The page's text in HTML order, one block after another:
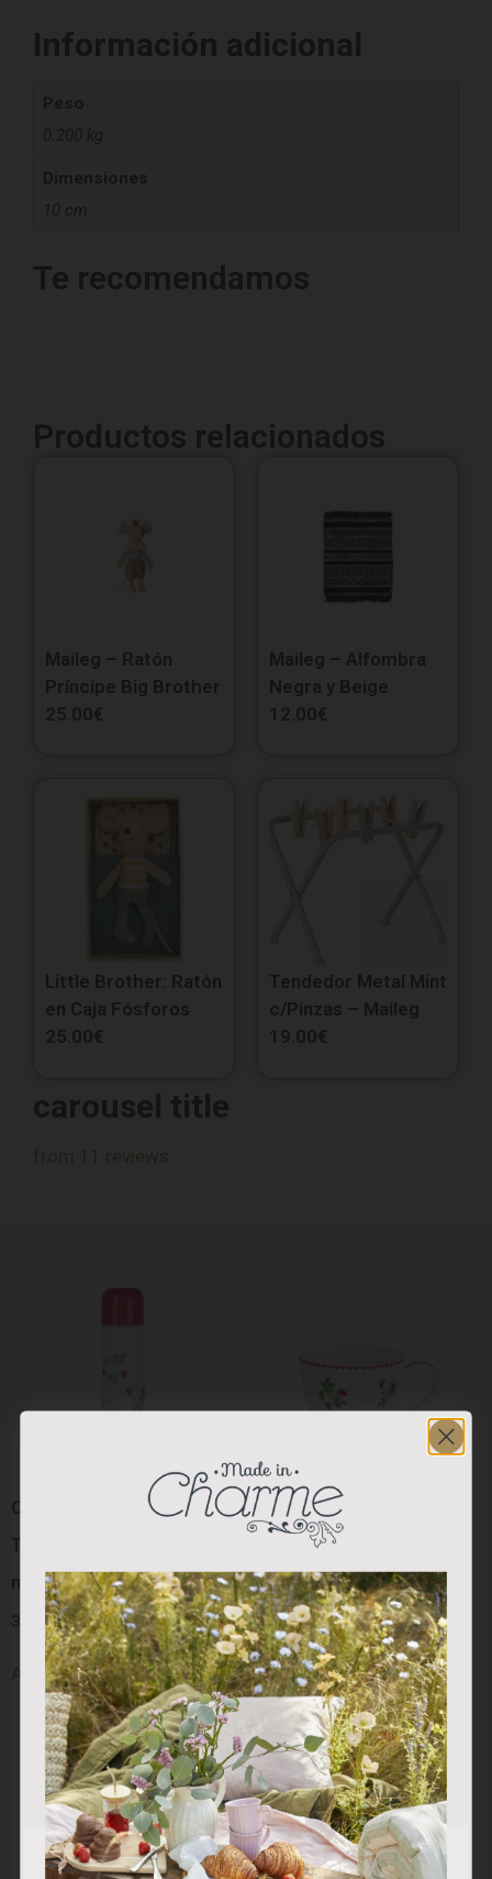
Información adicional
Dimensiones
10 cm
Te recomendamos
Productos relacionados
Maileg – Ratón
Príncipe Big Brother
25.00€
Maileg – Alfombra
Negra y Beige
12.00€
Little Brother: Ratón
en Caja Fósforos
25.00€
Tendedor Metal Mint
c/Pinzas – Maileg
19.00€
carousel title
Colección “Red Berry”:
Termo Blanco Berry (800
ml)
37.00€
Añadir al carrito
Colección “Red Berry”:
Mug Porcelana
27.50€
Añadir al carrito
Utilizamos cookies propias y de terceros para analizar